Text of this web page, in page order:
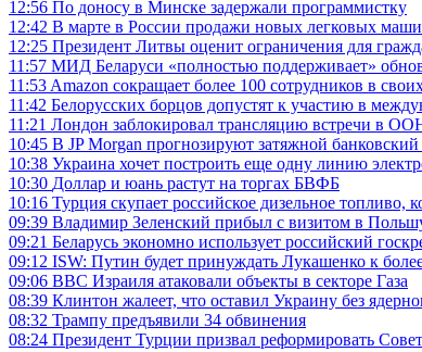
12:56 По доносу в Минске задержали программистку
12:42 В марте в России продажи новых легковых
12:25 Президент Литвы оценит ограничения для
11:57 МИД Беларуси «полностью поддерживает»
11:53 Amazon сокращает более 100 сотрудников в
11:42 Белорусских борцов допустят к участию в
11:21 Лондон заблокировал трансляцию встречи в
10:45 В JP Morgan прогнозируют затяжной банковский
10:38 Украина хочет построить еще одну линию
10:30 Доллар и юань растут на торгах БВФБ
10:16 Турция скупает российское дизельное топливо,
09:39 Владимир Зеленский прибыл с визитом в
09:21 Беларусь экономно использует российский
09:12 ISW: Путин будет принуждать Лукашенко к
09:06 ВВС Израиля атаковали объекты в секторе Газа
08:39 Клинтон жалеет, что оставил Украину без
08:32 Трампу предъявили 34 обвинения
08:24 Президент Турции призвал реформировать